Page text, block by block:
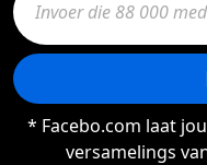
* Facebo.com laat
versamelings